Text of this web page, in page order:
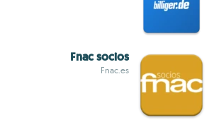
Fnac socios
Fnac.es